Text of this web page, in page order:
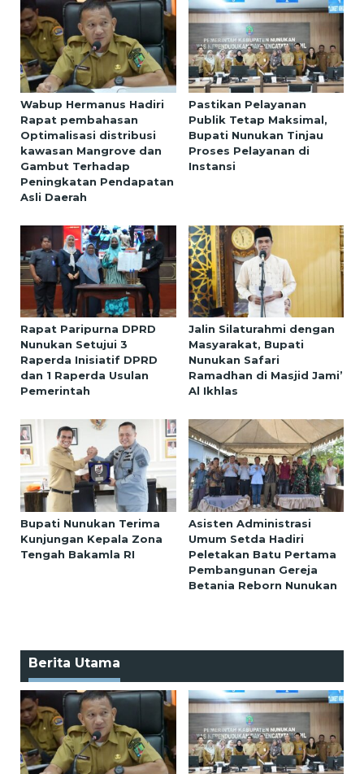
Wabup Hermanus Hadiri
Rapat pembahasan
Optimalisasi distribusi
kawasan Mangrove dan
Gambut Terhadap
Peningkatan Pendapatan
Asli Daerah
Pastikan Pelayanan
Publik Tetap Maksimal,
Bupati Nunukan Tinjau
Proses Pelayanan di
Instansi
Rapat Paripurna DPRD
Nunukan Setujui 3
Raperda Inisiatif DPRD
dan 1 Raperda Usulan
Pemerintah
Jalin Silaturahmi dengan
Masyarakat, Bupati
Nunukan Safari
Ramadhan di Masjid Jami’
Al Ikhlas
Bupati Nunukan Terima
Kunjungan Kepala Zona
Tengah Bakamla RI
Asisten Administrasi
Umum Setda Hadiri
Peletakan Batu Pertama
Pembangunan Gereja
Betania Reborn Nunukan
Berita Utama